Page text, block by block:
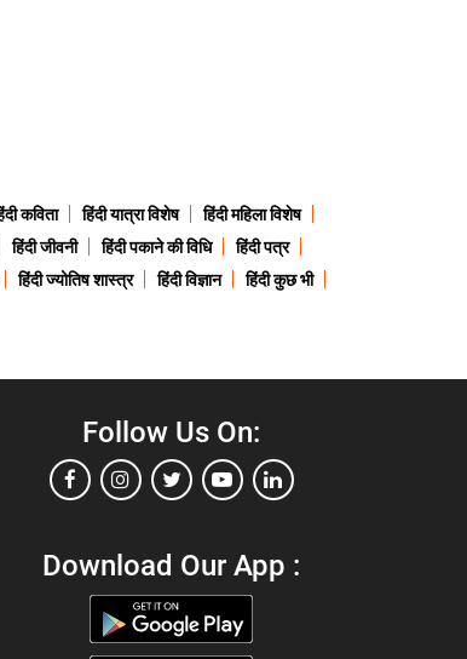
कविता हिंदी यात्रा विशेष
हिंदी महिला विशेष
हिंदी जीवनी हिंदी पकाने की विधि
हिंदी पत्र
हिंदी ज्योतिष शास्त्र हिंदी विज्ञान
हिंदी कुछ भी
Follow Us On:
Download Our App :